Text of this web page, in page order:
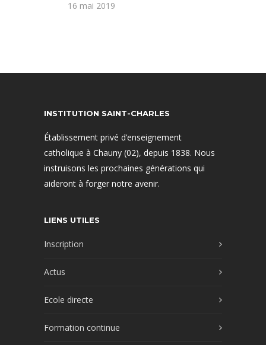
16 mai 2019
INSTITUTION SAINT-CHARLES
Établissement privé d’enseignement
catholique à Chauny (02), depuis 1838. Nous
instruisons les prochaines générations qui
aideront à forger notre avenir.
LIENS UTILES
Inscription
Actus
Ecole directe
Formation continue